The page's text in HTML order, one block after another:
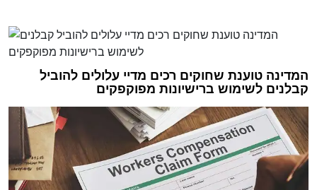
המדינה טוענת שחוקים רכים מדיי עלולים להוביל
קבלנים לשימוש ברישיונות מפוקפקים